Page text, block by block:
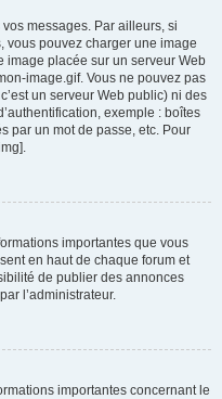
messages. Par ailleurs, si
vous pouvez charger une image
image placée sur un serveur Web
image.gif. Vous ne pouvez pas
un serveur Web public) ni des
exemple : boîtes
par un mot de passe, etc. Pour
importantes que vous
en haut de chaque forum et
de publier des annonces
l’administrateur.
importantes concernant le